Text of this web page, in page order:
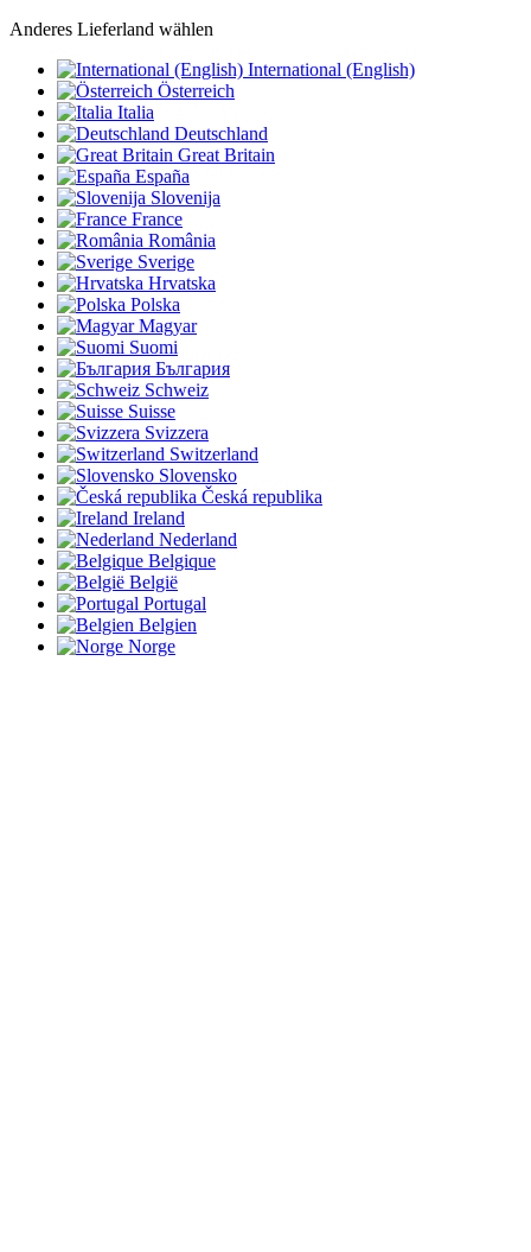
Anderes Lieferland wählen
International (English)
Österreich
Italia
Deutschland
Great Britain
España
Slovenija
France
România
Sverige
Hrvatska
Polska
Magyar
Suomi
България
Schweiz
Suisse
Svizzera
Switzerland
Slovensko
Česká republika
Ireland
Nederland
Belgique
België
Portugal
Belgien
Norge